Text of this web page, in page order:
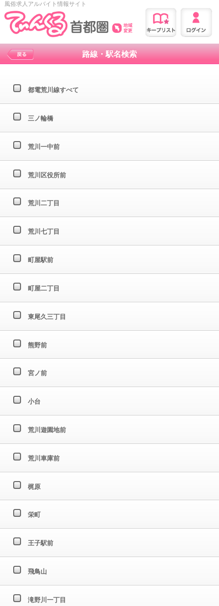
風俗求人アルバイト情報サイト
路線・駅名検索
都電荒川線すべて
三ノ輪橋
荒川一中前
荒川区役所前
荒川二丁目
荒川七丁目
町屋駅前
町屋二丁目
東尾久三丁目
熊野前
宮ノ前
小台
荒川遊園地前
荒川車庫前
梶原
栄町
王子駅前
飛鳥山
滝野川一丁目